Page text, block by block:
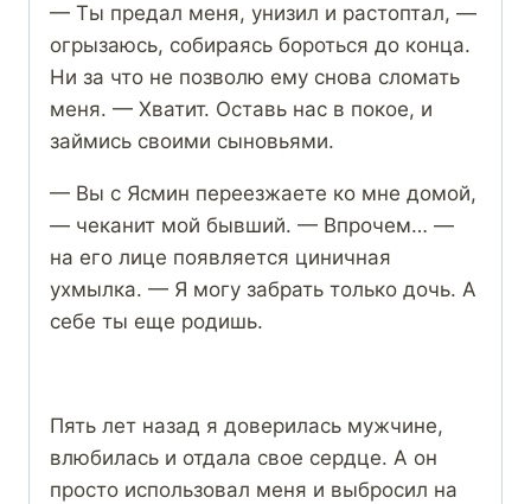
— Ты предал меня, унизил и растоптал, —
огрызаюсь, собираясь бороться до конца.
Ни за что не позволю ему снова сломать
меня. — Хватит. Оставь нас в покое, и
займись своими сыновьями.
— Вы с Ясмин переезжаете ко мне домой,
— чеканит мой бывший. — Впрочем… —
на его лице появляется циничная
ухмылка. — Я могу забрать только дочь. А
себе ты еще родишь.
Пять лет назад я доверилась мужчине,
влюбилась и отдала свое сердце. А он
просто использовал меня и выбросил на